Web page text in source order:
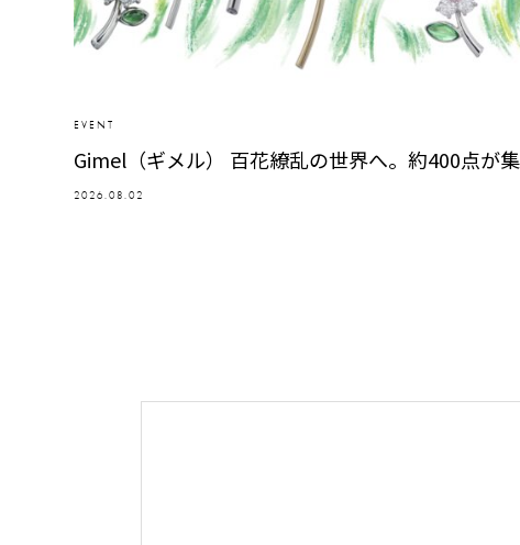
EVENT
Gimel（ギメル） 百花繚乱の世界へ。約400点が
2026.08.02